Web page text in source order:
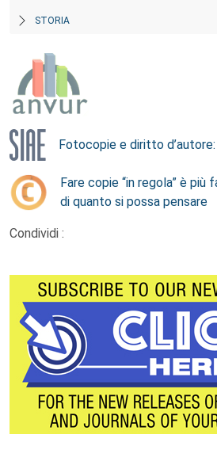
STORIA
Fotocopie e diritto
Fare copie “in regola” è più
di quanto si possa pensare
Condividi :